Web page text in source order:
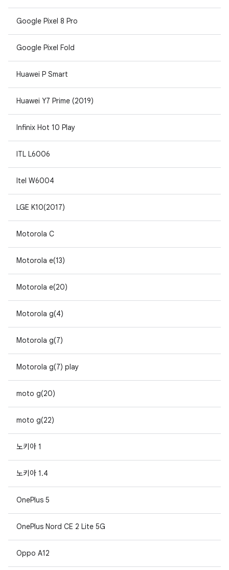
Google Pixel 8 Pro
Google Pixel Fold
Huawei P Smart
Huawei Y7 Prime (2019)
Infinix Hot 10 Play
ITL L6006
Itel W6004
LGE K10(2017)
Motorola C
Motorola e(13)
Motorola e(20)
Motorola g(4)
Motorola g(7)
Motorola g(7) play
moto g(20)
moto g(22)
노키아 1
노키아 1.4
OnePlus 5
OnePlus Nord CE 2 Lite 5G
Oppo A12